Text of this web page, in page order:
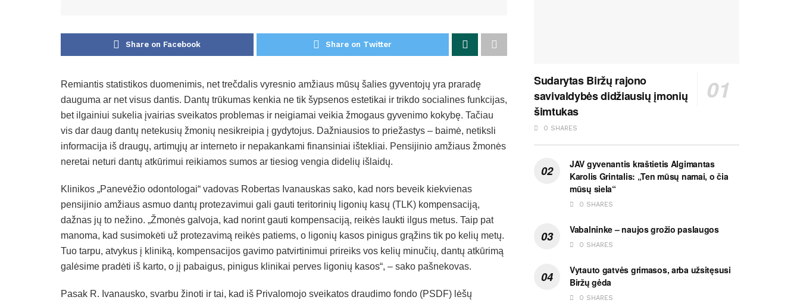
Share on Facebook Share on Twitter
Remiantis statistikos duomenimis, net trečdalis vyresnio amžiaus mūsų šalies gyventojų yra praradę
dauguma ar net visus dantis. Dantų trūkumas kenkia ne tik šypsenos estetikai ir trikdo socialines funkcijas,
bet ilgainiui sukelia įvairias sveikatos problemas ir neigiamai veikia žmogaus gyvenimo kokybę. Tačiau
vis dar daug dantų netekusių žmonių nesikreipia į gydytojus. Dažniausios to priežastys – baimė, netiksli
informacija iš draugų, artimųjų ar interneto ir nepakankami finansiniai ištekliai. Pensijinio amžiaus žmonės
neretai neturi dantų atkūrimui reikiamos sumos ar tiesiog vengia didelių išlaidų.
Klinikos „Panevėžio odontologai“ vadovas Robertas Ivanauskas sako, kad nors beveik kiekvienas
pensijinio amžiaus asmuo dantų protezavimui gali gauti teritorinių ligonių kasų (TLK) kompensaciją,
dažnas jų to nežino. „Žmonės galvoja, kad norint gauti kompensaciją, reikės laukti ilgus metus. Taip pat
manoma, kad susimokėti už protezavimą reikės patiems, o ligonių kasos pinigus grąžins tik po kelių metų.
Tuo tarpu, atvykus į kliniką, kompensacijos gavimo patvirtinimui prireiks vos kelių minučių, dantų atkūrimą
galėsime pradėti iš karto, o jį pabaigus, pinigus klinikai perves ligonių kasos“, – sako pašnekovas.
Pasak R. Ivanausko, svarbu žinoti ir tai, kad iš Privalomojo sveikatos draudimo fondo (PSDF) lėšų
Sudarytas Biržų rajono
savivaldybės didžiausių įmonių
šimtukas
0 SHARES
JAV gyvenantis kraštietis Algimantas
Karolis Grintalis: „Ten mūsų namai, o čia
mūsų siela“
0 SHARES
Vabalninke – naujos grožio paslaugos
0 SHARES
Vytauto gatvės grimasos, arba užsitęsusi
Biržų gėda
0 SHARES